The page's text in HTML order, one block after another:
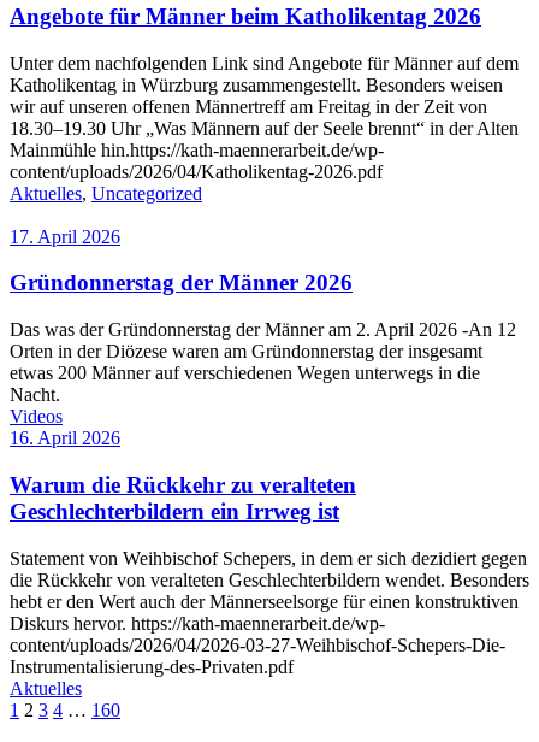
Angebote für Männer beim Katholikentag 2026
Unter dem nachfolgenden Link sind Angebote für Männer auf dem
Katholikentag in Würzburg zusammengestellt. Besonders weisen
wir auf unseren offenen Männertreff am Freitag in der Zeit von
18.30–19.30 Uhr „Was Männern auf der Seele brennt“ in der Alten
Mainmühle hin.https://kath-maennerarbeit.de/wp-
content/uploads/2026/04/Katholikentag-2026.pdf
Aktuelles, Uncategorized
17. April 2026
Gründonnerstag der Männer 2026
Das was der Gründonnerstag der Männer am 2. April 2026 -An 12
Orten in der Diözese waren am Gründonnerstag der insgesamt
etwas 200 Männer auf verschiedenen Wegen unterwegs in die
Nacht.
Videos
16. April 2026
Warum die Rückkehr zu veralteten
Geschlechterbildern ein Irrweg ist
Statement von Weihbischof Schepers, in dem er sich dezidiert gegen
die Rückkehr von veralteten Geschlechterbildern wendet. Besonders
hebt er den Wert auch der Männerseelsorge für einen konstruktiven
Diskurs hervor. https://kath-maennerarbeit.de/wp-
content/uploads/2026/04/2026-03-27-Weihbischof-Schepers-Die-
Instrumentalisierung-des-Privaten.pdf
Aktuelles
1 2 3 4 … 160